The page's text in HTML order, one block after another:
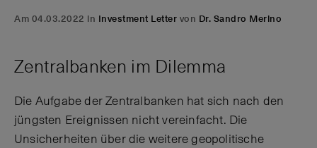
Am 04.03.2022 in Investment Letter von Dr. Sandro Merino
Zentralbanken im Dilemma
Die Aufgabe der Zentralbanken hat sich nach den
jüngsten Ereignissen nicht vereinfacht. Die
Unsicherheiten über die weitere geopolitische